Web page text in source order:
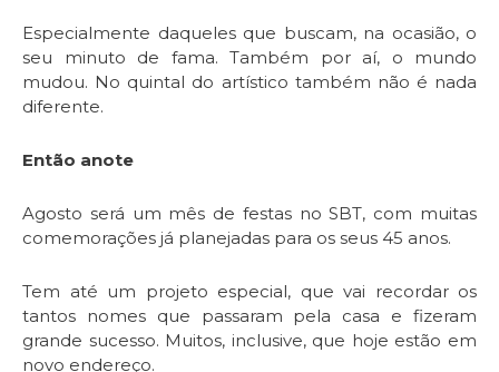
Especialmente daqueles que buscam, na ocasião, o
seu minuto de fama. Também por aí, o mundo
mudou. No quintal do artístico também não é nada
diferente.
Então anote
Agosto será um mês de festas no SBT, com muitas
comemorações já planejadas para os seus 45 anos.
Tem até um projeto especial, que vai recordar os
tantos nomes que passaram pela casa e fizeram
grande sucesso. Muitos, inclusive, que hoje estão em
novo endereço.